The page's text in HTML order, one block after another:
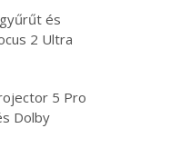
és
2 Ultra
5 Pro
Dolby